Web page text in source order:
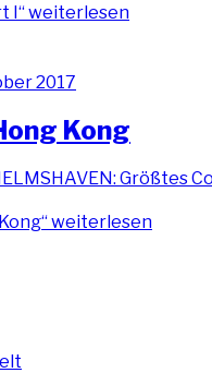
I“weiterlesen
2017
Kong
weiterlesen